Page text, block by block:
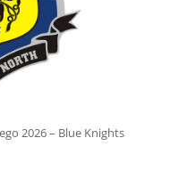
2026 – Blue Knights